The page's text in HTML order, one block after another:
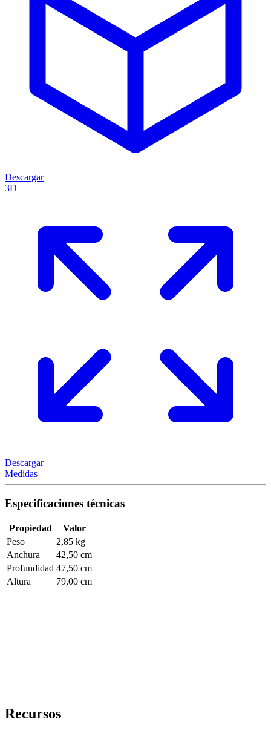
Descargar
3D
Descargar
Medidas
Especificaciones técnicas
Propiedad
Valor
Peso
2,85 kg
Anchura
42,50 cm
Profundidad 47,50 cm
Altura
79,00 cm
Recursos